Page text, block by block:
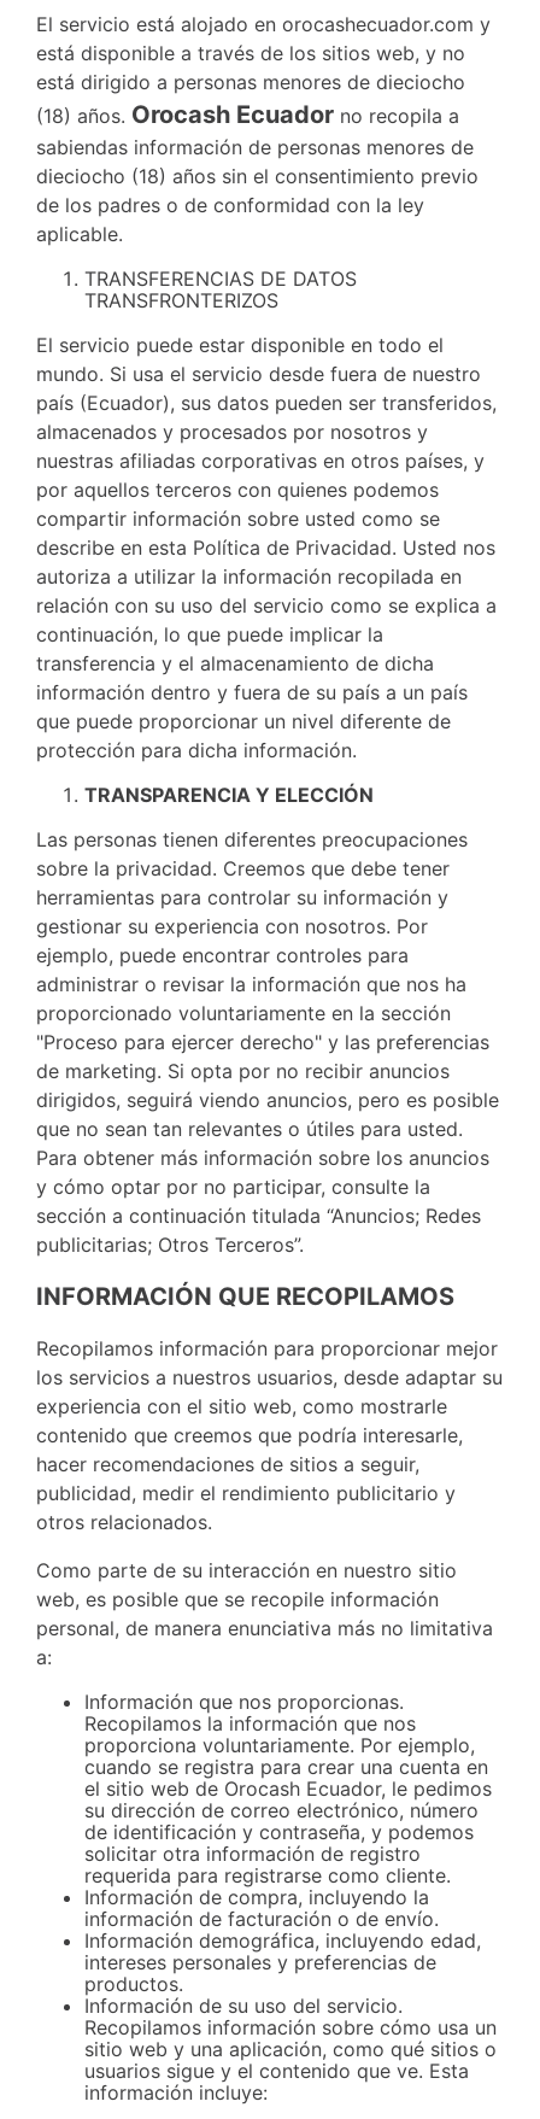
El servicio está alojado en orocashecuador.com y
está disponible a través de los sitios web, y no
está dirigido a personas menores de dieciocho
(18) años. Orocash Ecuador no recopila a
sabiendas información de personas menores de
dieciocho (18) años sin el consentimiento previo
de los padres o de conformidad con la ley
aplicable.
TRANSFERENCIAS DE DATOS
TRANSFRONTERIZOS
El servicio puede estar disponible en todo el
mundo. Si usa el servicio desde fuera de nuestro
país (Ecuador), sus datos pueden ser transferidos,
almacenados y procesados por nosotros y
nuestras afiliadas corporativas en otros países, y
por aquellos terceros con quienes podemos
compartir información sobre usted como se
describe en esta Política de Privacidad. Usted nos
autoriza a utilizar la información recopilada en
relación con su uso del servicio como se explica a
continuación, lo que puede implicar la
transferencia y el almacenamiento de dicha
información dentro y fuera de su país a un país
que puede proporcionar un nivel diferente de
protección para dicha información.
TRANSPARENCIA Y ELECCIÓN
Las personas tienen diferentes preocupaciones
sobre la privacidad. Creemos que debe tener
herramientas para controlar su información y
gestionar su experiencia con nosotros. Por
ejemplo, puede encontrar controles para
administrar o revisar la información que nos ha
proporcionado voluntariamente en la sección
"Proceso para ejercer derecho" y las preferencias
de marketing. Si opta por no recibir anuncios
dirigidos, seguirá viendo anuncios, pero es posible
que no sean tan relevantes o útiles para usted.
Para obtener más información sobre los anuncios
y cómo optar por no participar, consulte la
sección a continuación titulada “Anuncios; Redes
publicitarias; Otros Terceros”.
INFORMACIÓN QUE RECOPILAMOS
Recopilamos información para proporcionar mejor
los servicios a nuestros usuarios, desde adaptar su
experiencia con el sitio web, como mostrarle
contenido que creemos que podría interesarle,
hacer recomendaciones de sitios a seguir,
publicidad, medir el rendimiento publicitario y
otros relacionados.
Como parte de su interacción en nuestro sitio
web, es posible que se recopile información
personal, de manera enunciativa más no limitativa
a:
Información que nos proporcionas.
Recopilamos la información que nos
proporciona voluntariamente. Por ejemplo,
cuando se registra para crear una cuenta en
el sitio web de Orocash Ecuador, le pedimos
su dirección de correo electrónico, número
de identificación y contraseña, y podemos
solicitar otra información de registro
requerida para registrarse como cliente.
Información de compra, incluyendo la
información de facturación o de envío.
Información demográfica, incluyendo edad,
intereses personales y preferencias de
productos.
Información de su uso del servicio.
Recopilamos información sobre cómo usa un
sitio web y una aplicación, como qué sitios o
usuarios sigue y el contenido que ve. Esta
información incluye: